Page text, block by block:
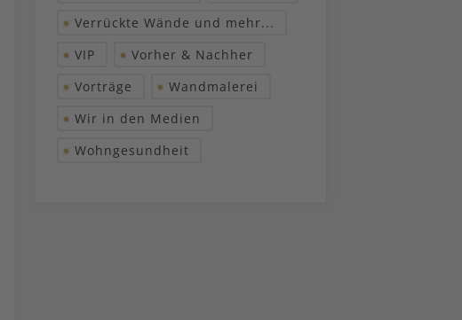
Verrückte Wände und mehr...
VIP
Vorher & Nachher
Vorträge
Wandmalerei
Wir in den Medien
Wohngesundheit